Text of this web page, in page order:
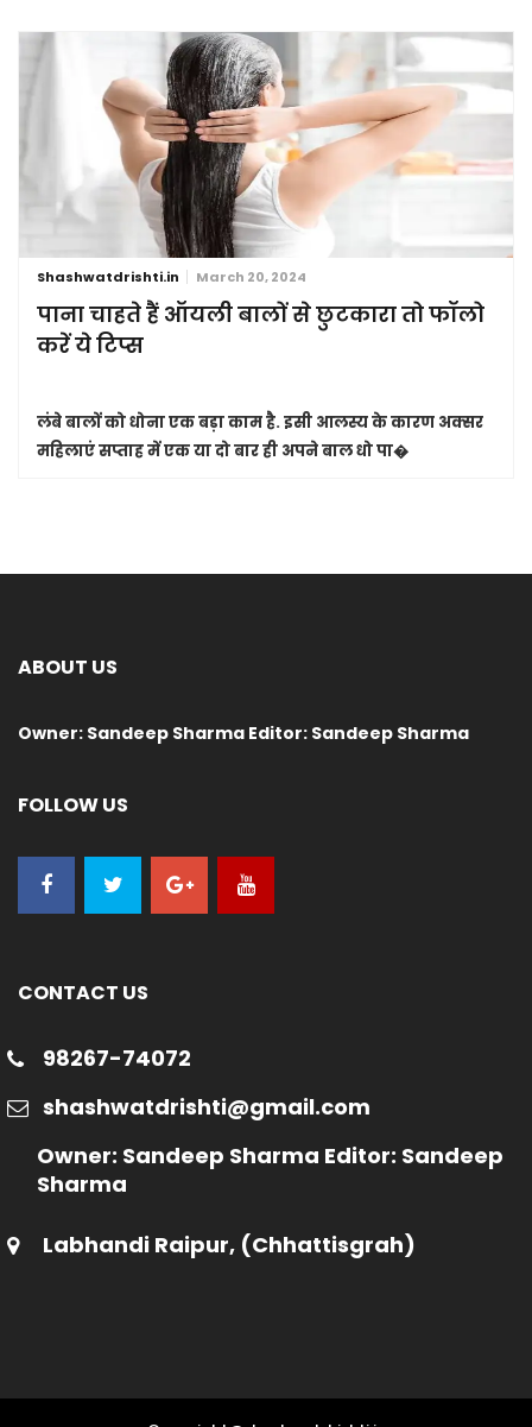
Shashwatdrishti.in March 20, 2024
पाना चाहते हैं ऑयली बालों से छुटकारा तो फॉलो
करें ये टिप्स
लंबे बालों को धोना एक बड़ा काम है. इसी आलस्य के कारण अक्सर
महिलाएं सप्ताह में एक या दो बार ही अपने बाल धो पा�
ABOUT US
Owner: Sandeep Sharma Editor: Sandeep Sharma
FOLLOW US
CONTACT US
98267-74072
shashwatdrishti@gmail.com
Owner: Sandeep Sharma Editor: Sandeep
Sharma
Labhandi Raipur, (Chhattisgrah)